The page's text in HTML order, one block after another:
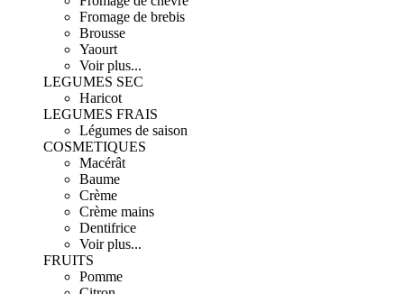
Fromage de brebis
Brousse
Yaourt
Voir plus...
LEGUMES SEC
Haricot
LEGUMES FRAIS
Légumes de saison
COSMETIQUES
Macérât
Baume
Crème
Crème mains
Dentifrice
Voir plus...
FRUITS
Pomme